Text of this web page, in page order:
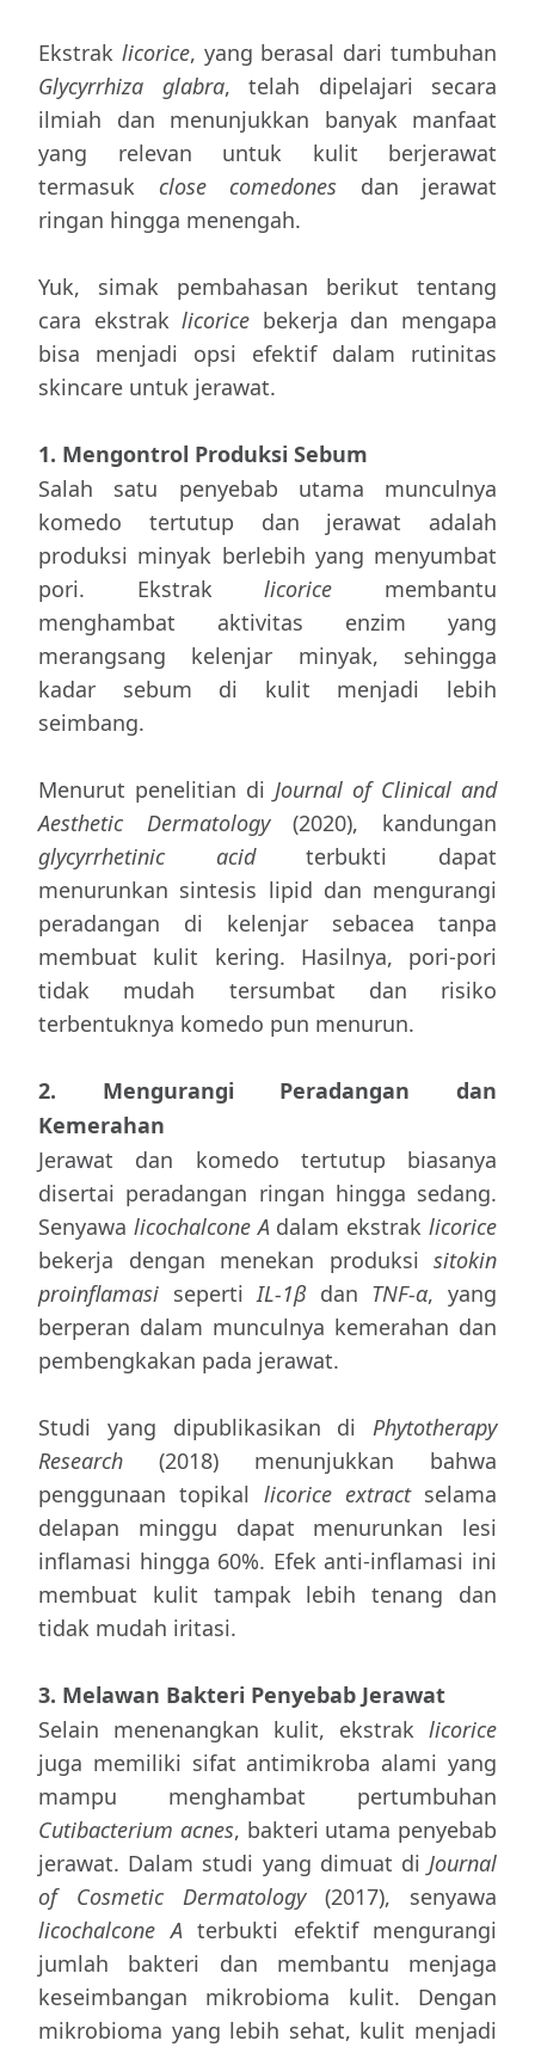
Ekstrak licorice, yang berasal dari tumbuhan
Glycyrrhiza glabra, telah dipelajari secara
ilmiah dan menunjukkan banyak manfaat
yang relevan untuk kulit berjerawat
termasuk close comedones dan jerawat
ringan hingga menengah.
Yuk, simak pembahasan berikut tentang
cara ekstraklicorice bekerja dan mengapa
bisa menjadi opsi efektif dalam rutinitas
skincare untuk jerawat.
1. Mengontrol Produksi Sebum
Salah satu penyebab utama munculnya
komedo tertutup dan jerawat adalah
produksi minyak berlebih yang menyumbat
pori. Ekstraklicorice membantu
menghambat aktivitas enzim yang
merangsang kelenjar minyak, sehingga
kadar sebum di kulit menjadi lebih
seimbang.
Menurut penelitian di Journal of Clinical and
Aesthetic Dermatology(2020), kandungan
glycyrrhetinic acidterbukti dapat
menurunkan sintesis lipid dan mengurangi
peradangan di kelenjar sebacea tanpa
membuat kulit kering. Hasilnya, pori-pori
tidak mudah tersumbat dan risiko
terbentuknya komedo pun menurun.
2. Mengurangi Peradangan dan
Kemerahan
Jerawat dan komedo tertutup biasanya
disertai peradangan ringan hingga sedang.
Senyawa licochalcone A dalam ekstraklicorice
bekerja dengan menekan produksi sitokin
proinflamasi seperti IL-1β dan TNF-α, yang
berperan dalam munculnya kemerahan dan
pembengkakan pada jerawat.
Studi yang dipublikasikan di Phytotherapy
Research (2018) menunjukkan bahwa
penggunaan topikal licorice extractselama
delapan minggu dapat menurunkan lesi
inflamasi hingga 60%. Efek anti-inflamasi ini
membuat kulit tampak lebih tenang dan
tidak mudah iritasi.
3. Melawan Bakteri Penyebab Jerawat
Selain menenangkan kulit, ekstrak licorice
juga memiliki sifat antimikroba alami yang
mampu menghambat pertumbuhan
Cutibacterium acnes, bakteri utama penyebab
jerawat. Dalam studi yang dimuat di Journal
of Cosmetic Dermatology(2017), senyawa
licochalcone A terbukti efektif mengurangi
jumlah bakteri dan membantu menjaga
keseimbangan mikrobioma kulit. Dengan
mikrobioma yang lebih sehat, kulit menjadi